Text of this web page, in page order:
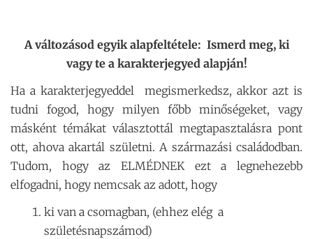
A változásod egyik alapfeltétele: Ismerd meg, ki
vagy te a karakterjegyed alapján!
Ha a karakterjegyeddel megismerkedsz, akkor azt is
tudni fogod, hogy milyen főbb minőségeket, vagy
másként témákat választottál megtapasztalásra pont
ott, ahova akartál születni. A származási családodban.
Tudom, hogy az ELMÉDNEK ezt a legnehezebb
elfogadni, hogy nemcsak az adott, hogy
ki van a csomagban, (ehhez elég a
születésnapszámod)